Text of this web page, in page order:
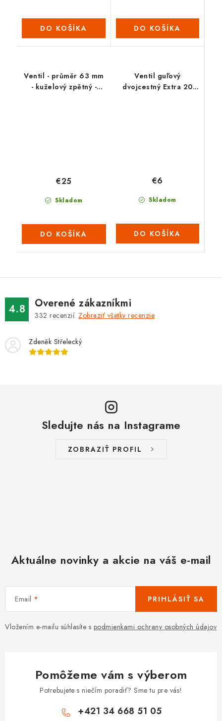
DO KOŠÍKA DO KOŠÍKA
Ventil - průměr 63 mm
- kuželový zpětný -
Skladom
€25
DO KOŠÍKA
Ventil guľový
dvojcestný Extra 20
Skladom
€6
DO KOŠÍKA
4.8 Overené zákazníkmi
332 recenzií. Zobraziť všetky recenzie
Zdeněk Střelecký
Sledujte nás na Instagrame
ZOBRAZIŤ PROFIL
Aktuálne novinky a akcie na váš e-mail
Email
Vložením e-mailu súhlasíte s podmienkami ochrany osobných údajov
PRIHLÁSIŤ SA
Pomôžeme vám s výberom
Potrebujete s niečím poradiť? Sme tu pre vás!
+421 34 668 51 05